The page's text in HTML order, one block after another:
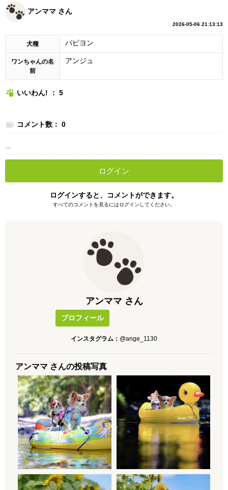
アンママ さん
2026-05-06 21:13:13
犬種 パピヨン
ワンちゃんの名
前
アンジュ
いいわん! ： 5
コメント数： 0
ログイン
ログインすると、コメントができます。
すべてのコメントを見るにはログインしてください。
アンママ さん
プロフィール
インスタグラム： @ange_1130
アンママ さんの投稿写真